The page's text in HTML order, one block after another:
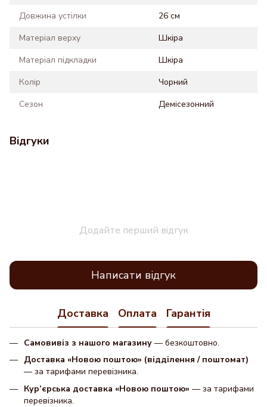
Довжина устілки
26 см
Матеріал верху
Шкіра
Матеріал підкладки
Шкіра
Колір
Чорний
Сезон
Демісезонний
Відгуки
Додайте перший відгук
Написати відгук
Доставка Оплата Гарантія
Самовивіз з нашого магазину — безкоштовно.
Доставка «Новою поштою» (відділення / поштомат)
— за тарифами перевізника.
Кур’єрська доставка «Новою поштою» — за тарифами
перевізника.